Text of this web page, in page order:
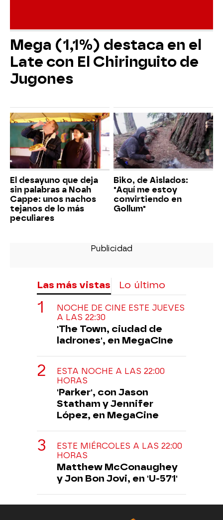
Mega (1,1%) destaca en el
Late con El Chiringuito de
Jugones
El desayuno que deja
sin palabras a Noah
Cappe: unos nachos
tejanos de lo más
peculiares
Biko, de Aislados:
"Aquí me estoy
convirtiendo en
Gollum"
Las más vistas Lo último
NOCHE DE CINE ESTE JUEVES
A LAS 22:30
'The Town, ciudad de
ladrones', en MegaCIne
ESTA NOCHE A LAS 22:00
HORAS
'Parker', con Jason
Statham y Jennifer
López, en MegaCine
ESTE MIÉRCOLES A LAS 22:00
HORAS
Matthew McConaughey
y Jon Bon Jovi, en 'U-571'